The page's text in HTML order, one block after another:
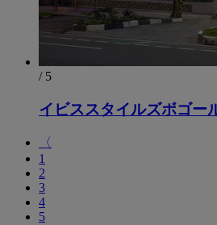
/ 5
イビススタイルズボゴー
〈
1
2
3
4
5